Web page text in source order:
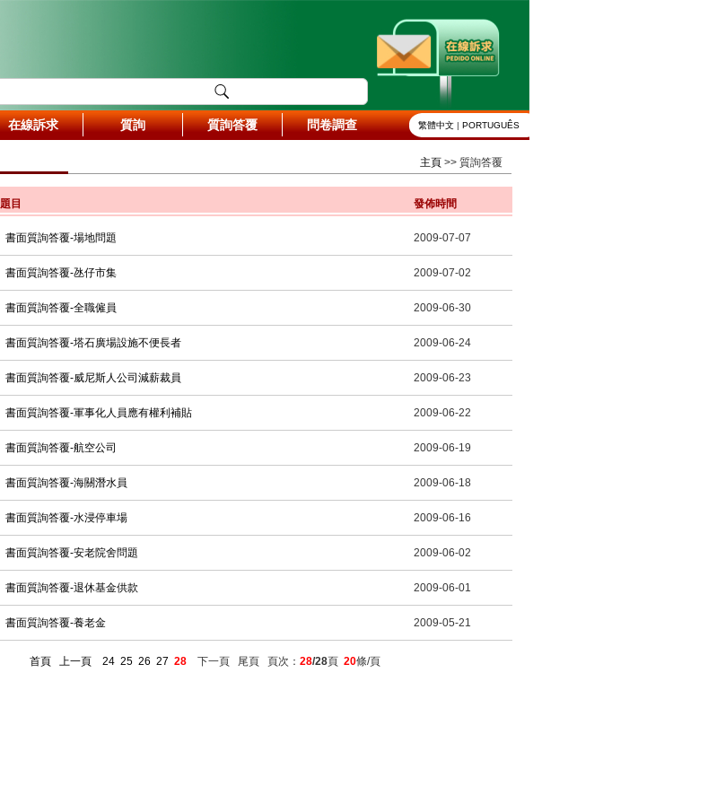
在線訴求 質詢 質詢答覆 問卷調查 繁體中文 | PORTUGUÊS
主頁>> 質詢答覆
題目 發佈時間
書面質詢答覆-場地問題 2009-07-07
書面質詢答覆-氹仔市集 2009-07-02
書面質詢答覆-全職僱員 2009-06-30
書面質詢答覆-塔石廣場設施不便長者 2009-06-24
書面質詢答覆-威尼斯人公司減薪裁員 2009-06-23
書面質詢答覆-軍事化人員應有權利補貼 2009-06-22
書面質詢答覆-航空公司 2009-06-19
書面質詢答覆-海關潛水員 2009-06-18
書面質詢答覆-水浸停車場 2009-06-16
書面質詢答覆-安老院舍問題 2009-06-02
書面質詢答覆-退休基金供款 2009-06-01
書面質詢答覆-養老金 2009-05-21
首頁 上一頁 24 25 26 27 28 下一頁 尾頁 頁次： 28/28頁 20條/頁